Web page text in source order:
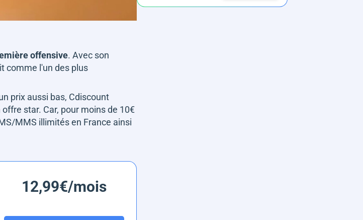
offensive. Avec son
comme l'un des plus
prix aussi bas, Cdiscount
star. Car, pour moins de 10€
MMS illimités en France ainsi
12,99€/mois